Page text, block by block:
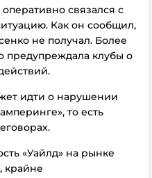
связался с
Как он сообщил,
не получал. Более
предупреждала клубы о
идти о нарушении
то есть
«Уайлд» на рынке
крайне